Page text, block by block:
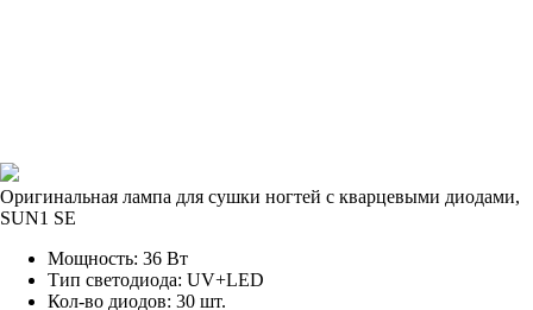
Оригинальная лампа для сушки ногтей с кварцевыми диодами,
SUN1 SE
Мощность: 36 Вт
Тип светодиода: UV+LED
Кол-во диодов: 30 шт.